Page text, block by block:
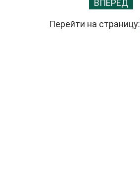
ВПЕРЕД
Перейти на страницу: